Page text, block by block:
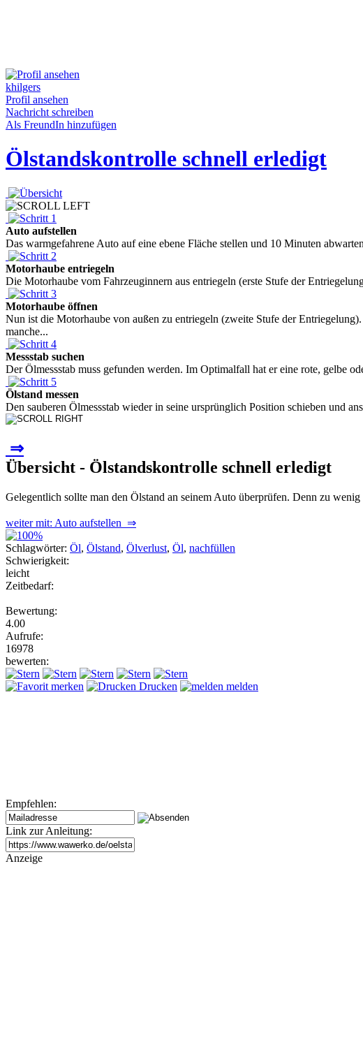
khilgers
Profil ansehen
Nachricht schreiben
Als FreundIn hinzufügen
Ölstandskontrolle schnell erledigt
Auto aufstellen
Das warmgefahrene Auto auf eine ebene Fläche stellen und 10 Minuten
Motorhaube entriegeln
Die Motorhaube vom Fahrzeuginnern aus entriegeln (erste Stufe der
Motorhaube öffnen
Nun ist die Motorhaube von außen zu entriegeln (zweite Stufe der
manche...
Messstab suchen
Der Ölmessstab muss gefunden werden. Im Optimalfall hat er eine rote, gelbe
Ölstand messen
Den sauberen Ölmessstab wieder in seine ursprünglich Position schieben und
⇒
Übersicht - Ölstandskontrolle schnell erledigt
Gelegentlich sollte man den Ölstand an seinem Auto überprüfen. Denn zu
weiter mit: Auto aufstellen ⇒
Schlagwörter: Öl, Ölstand, Ölverlust, Öl, nachfüllen
Schwierigkeit:
leicht
Zeitbedarf:
Bewertung:
4.00
Aufrufe:
16978
bewerten:
merken Drucken melden
Empfehlen:
Link zur Anleitung:
Anzeige